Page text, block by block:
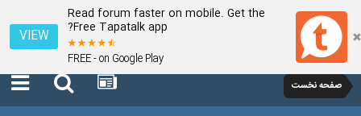
Read forum faster on mobile. Get the
Free Tapatalk app?
FREE - on Google Play
VIEW
صفحه نخست